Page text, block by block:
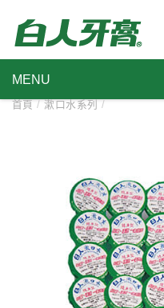
MENU
首頁/ 漱口水系列 /